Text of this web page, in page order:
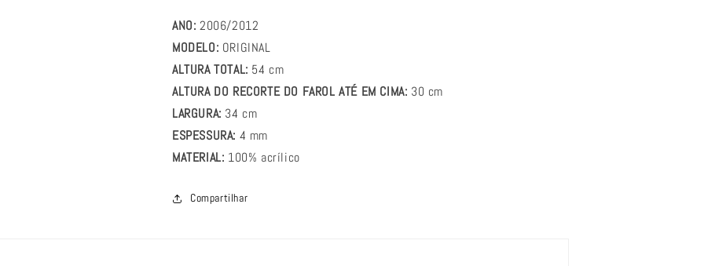
ANO: 2006/2012
MODELO: ORIGINAL
ALTURA TOTAL: 54 cm
ALTURA DO RECORTE DO FAROL ATÉ EM CIMA: 30 cm
LARGURA: 34 cm
ESPESSURA: 4 mm
MATERIAL: 100% acrílico
Compartilhar